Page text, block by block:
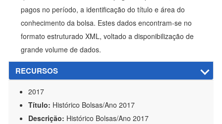
pagos no período, a identificação do título e área do
conhecimento da bolsa. Estes dados encontram-se no
formato estruturado XML, voltado a disponibilização de
grande volume de dados.
RECURSOS
2017
Título: Histórico Bolsas/Ano 2017
Descrição: Histórico Bolsas/Ano 2017